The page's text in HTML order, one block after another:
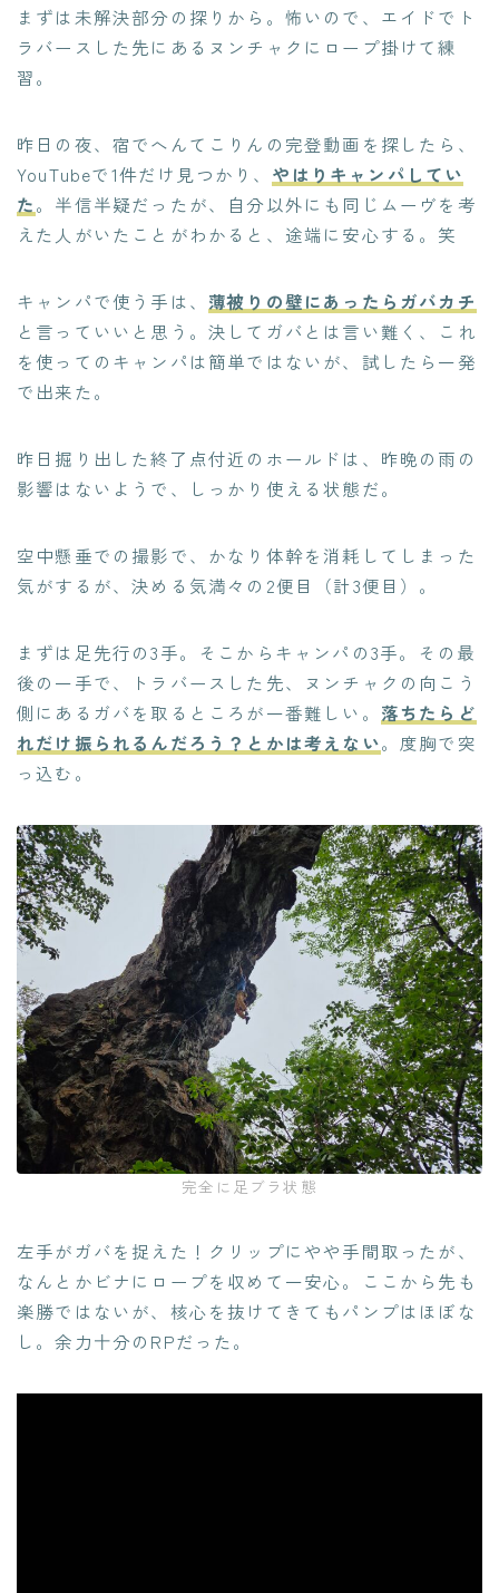
まずは未解決部分の探りから。怖いので、エイドでト
ラバースした先にあるヌンチャクにロープ掛けて練
習。
昨日の夜、宿でへんてこりんの完登動画を探したら、
YouTubeで1件だけ見つかり、 やはりキャンパしてい
た。半信半疑だったが、自分以外にも同じムーヴを考
えた人がいたことがわかると、途端に安心する。笑
キャンパで使う手は、 薄被りの壁にあったらガバカチ
と言っていいと思う。決してガバとは言い難く、これ
を使ってのキャンパは簡単ではないが、試したら一発
で出来た。
昨日掘り出した終了点付近のホールドは、昨晩の雨の
影響はないようで、しっかり使える状態だ。
空中懸垂での撮影で、かなり体幹を消耗してしまった
気がするが、決める気満々の2便目（計3便目）。
まずは足先行の3手。そこからキャンパの3手。その最
後の一手で、トラバースした先、ヌンチャクの向こう
側にあるガバを取るところが一番難しい。 落ちたらど
れだけ振られるんだろう？とかは考えない。度胸で突
っ込む。
完全に足ブラ状態
左手がガバを捉えた！クリップにやや手間取ったが、
なんとかビナにロープを収めて一安心。ここから先も
楽勝ではないが、核心を抜けてきてもパンプはほぼな
し。余力十分のRPだった。